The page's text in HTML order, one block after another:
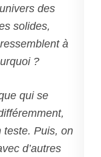
des
solides,
à
?
qui se
teste. Puis, on
d’autres